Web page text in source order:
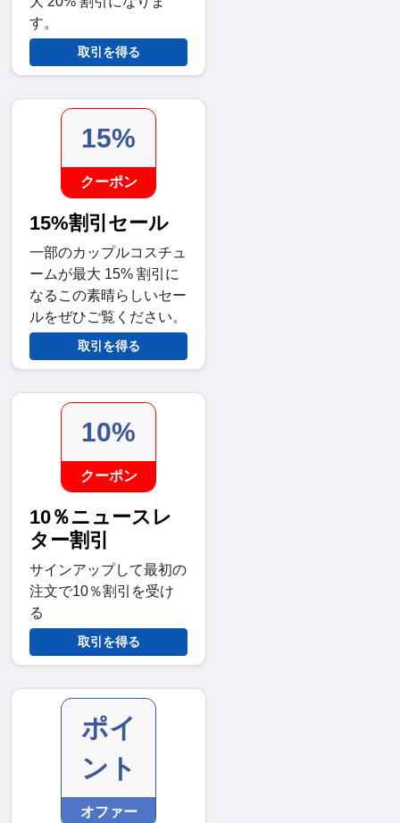
す。
取引を得る
15%
クーポン
15%割引セール
一部のカップルコスチュ
ームが最大 15% 割引に
なるこの素晴らしいセー
ルをぜひご覧ください。
取引を得る
10%
クーポン
10％ニュースレ
ター割引
サインアップして最初の
注文で10％割引を受け
る
取引を得る
ポイ
ント
オファー